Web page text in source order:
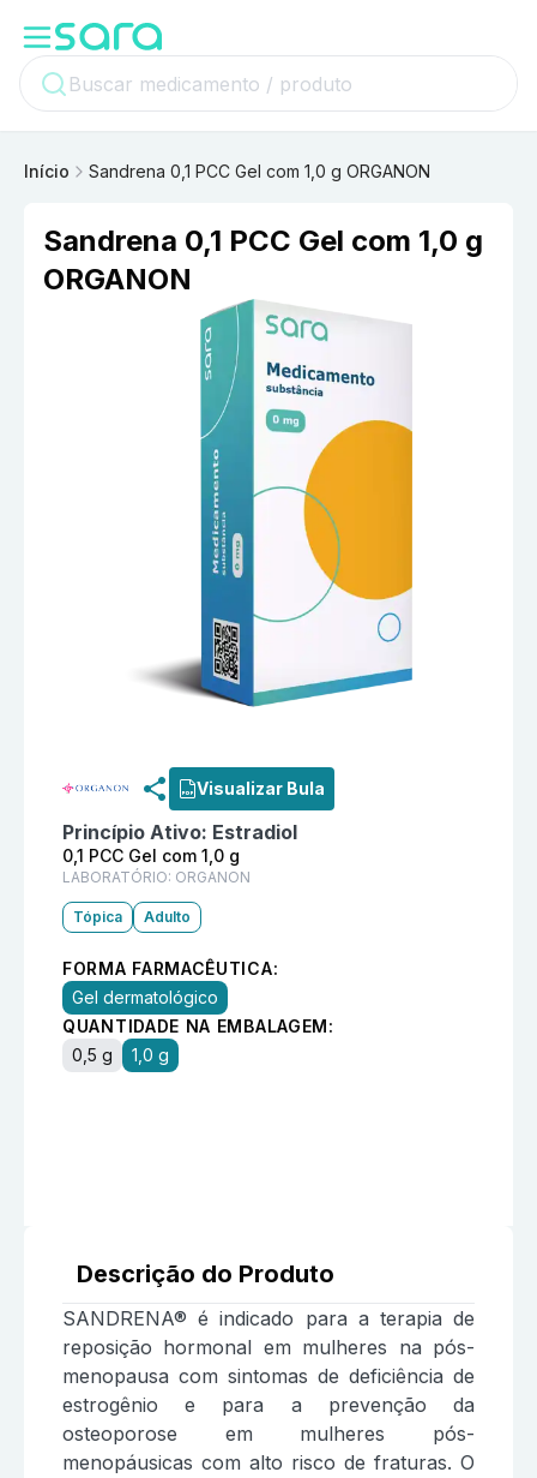
Início Sandrena 0,1 PCC Gel com 1,0 g ORGANON
Sandrena 0,1 PCC Gel com 1,0 g
ORGANON
Visualizar Bula
Princípio Ativo: Estradiol
0,1 PCC Gel com 1,0 g
LABORATÓRIO: ORGANON
Tópica Adulto
FORMA FARMACÊUTICA:
Gel dermatológico
QUANTIDADE NA EMBALAGEM:
0,5 g
1,0 g
Descrição do Produto
SANDRENA® é indicado para a terapia de
reposição hormonal em mulheres na pós-
menopausa com sintomas de deficiência de
estrogênio e para a prevenção da
osteoporose em mulheres pós-
menopáusicas com alto risco de fraturas. O